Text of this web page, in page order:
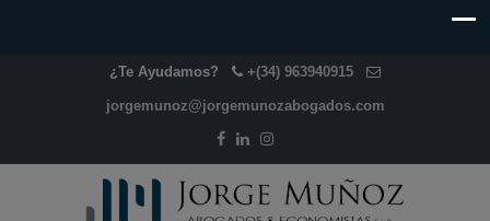
¿Te Ayudamos? +(34) 963940915
jorgemunoz@jorgemunozabogados.com